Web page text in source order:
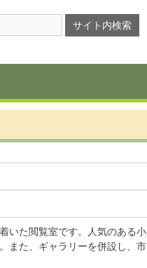
いた閲覧室です。人気のある小
また、ギャラリーを併設し、市